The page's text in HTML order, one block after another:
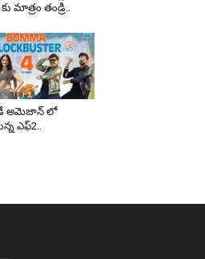
కు మాత్రం తండ్రి..
అమెజాన్ లో
ఎఫ్2..